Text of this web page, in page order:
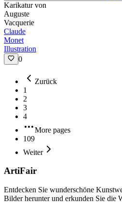
Karikatur von
Auguste
Vacquerie
Claude
Monet
Illustration
0
Zurück
1
2
3
4
More pages
109
Weiter
ArtiFair
Entdecken Sie wunderschöne
Bilder herunter und erkunden Sie die